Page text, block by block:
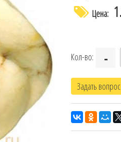
Цена:
Кол-во: -
Задать